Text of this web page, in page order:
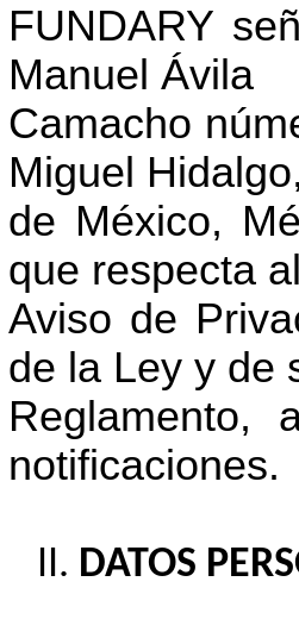
FUNDARY
Manuel Ávila
Camacho
Miguel
de México,
que respecta
Aviso de
de la Ley y de
notificaciones.
DATOS